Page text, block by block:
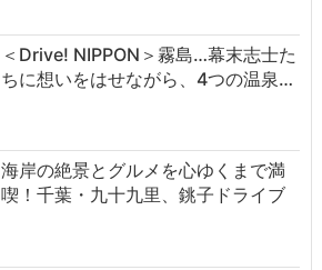
＜Drive! NIPPON＞霧島…幕末志士た
ちに想いをはせながら、4つの温泉…
海岸の絶景とグルメを心ゆくまで満
喫！千葉・九十九里、銚子ドライブ